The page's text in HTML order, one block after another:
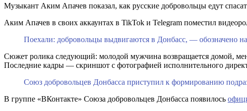
Музыкант Аким Апачев показал, как русские добровольцы едут
Аким Апачев в своих аккаунтах в TikTok и Telegram поместил
Поехали: добровольцы выдвигаются в Донбасс, — обозначено
Сюжет ролика следующий: молодой мужчина возвращается домой,
Последние кадры — скриншот с фотографией исполнительного
Союз добровольцев Донбасса приступил к формированию
В группе «ВКонтакте» Союза добровольцев Донбасса появилось